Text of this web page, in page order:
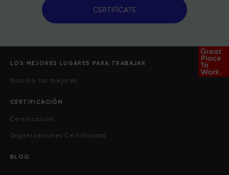
CERTIFÍCATE
LOS MEJORES LUGARES PARA TRABAJAR
Busca a las mejores
CERTIFICACIÓN
Certificación
Organizaciones Certificadas
BLOG